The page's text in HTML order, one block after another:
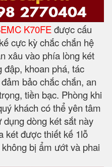
K70FEđược cấu
cực kỳ chắc chắn hệ
xâu vào phía lòng két
đập, khoan phá, tác
bảo chắc chắn, an
tiền bạc. Phòng khi
khách có thể yên tâm
dòng két sắt này
két được thiết kế 1lỗ
bị ẩm ướt và phai